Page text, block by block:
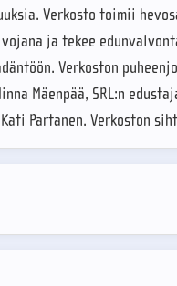
Verkosto toimii
ja tekee
Verkoston
Mäenpää, SRL:n
Partanen. Verkoston